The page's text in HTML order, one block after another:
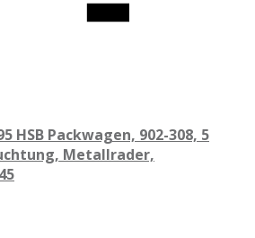
HSB Packwagen, 902-308, 5
Metallrader,